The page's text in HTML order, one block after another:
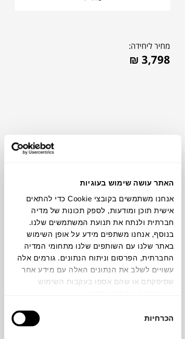
האתר עושה שימוש בעוגיות
אנחנו משתמשים בקובצי Cookie כדי להתאים
אישית תוכן ומודעות, לספק תכונות של מדיה
חברתית ולנתח את תנועת המשתמשים שלנו.
בנוסף, אנחנו משתפים מידע על אופן השימוש
באתר שלנו עם השותפים שלנו מתחומי המדיה
החברתית, הפרסום וניתוח הנתונים. גורמים אלה
עשויים לשלב את הנתונים האלה עם מידע אחר
שסיפקתם או שהם אספו בעקבות השימוש
הסכמה
הכרחיות
מחיר ליחידה:
₪ 3,798
קולקציית Crown, בעיצובם של Kristian
Sofus Hansen ו־Tommy Hyldahl עבור המותג
הדני101COPENHAGEN, שואבת השראה
מיוצרים בטכניקת ניפוח זכוכית לתוך תבנית
כיחידה אחת שלמה, ומורכבים ממשטח עגול